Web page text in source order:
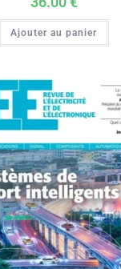
Ajouter au panier